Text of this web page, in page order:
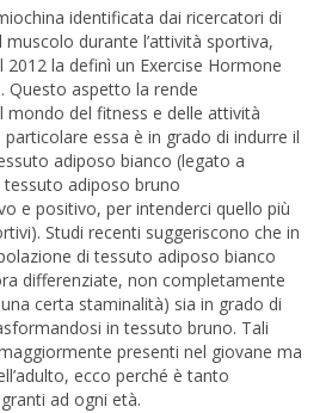
identificata dai ricercatori di
durante l’attività sportiva,
2012 la definì un Exercise Hormone
Questo aspetto la rende
mondo del fitness e delle attività
essa è in grado di indurre il
adiposo bianco (legato a
adiposo bruno
e positivo, per intenderci quello più
Studi recenti suggeriscono che in
di tessuto adiposo bianco
differenziate, non completamente
certa staminalità) sia in grado di
in tessuto bruno. Tali
presenti nel giovane ma
ecco perché è tanto
ad ogni età.